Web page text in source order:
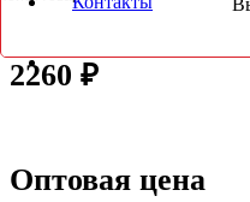
2260 ₽
Оптовая цена